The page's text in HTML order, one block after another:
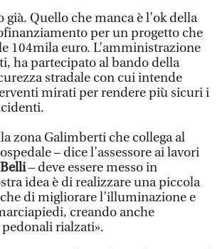
già. Quello che manca è l’ok della
per un progetto che
104mila euro. L’amministrazione
ha partecipato al bando della
stradale con cui intende
mirati per rendere più sicuri i
zona Galimberti che collega al
– dice l’assessore ai lavori
– deve essere messo in
idea è di realizzare una piccola
di migliorare l’illuminazione e
creando anche
rialzati».